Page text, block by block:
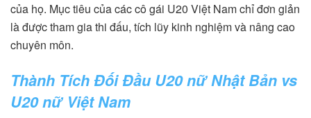
của họ. Mục tiêu của các cô gái U20 Việt Nam chỉ đơn giản
là được tham gia thi đấu, tích lũy kinh nghiệm và nâng cao
chuyên môn.
Thành Tích Đối Đầu U20 nữ Nhật Bản vs
U20 nữ Việt Nam